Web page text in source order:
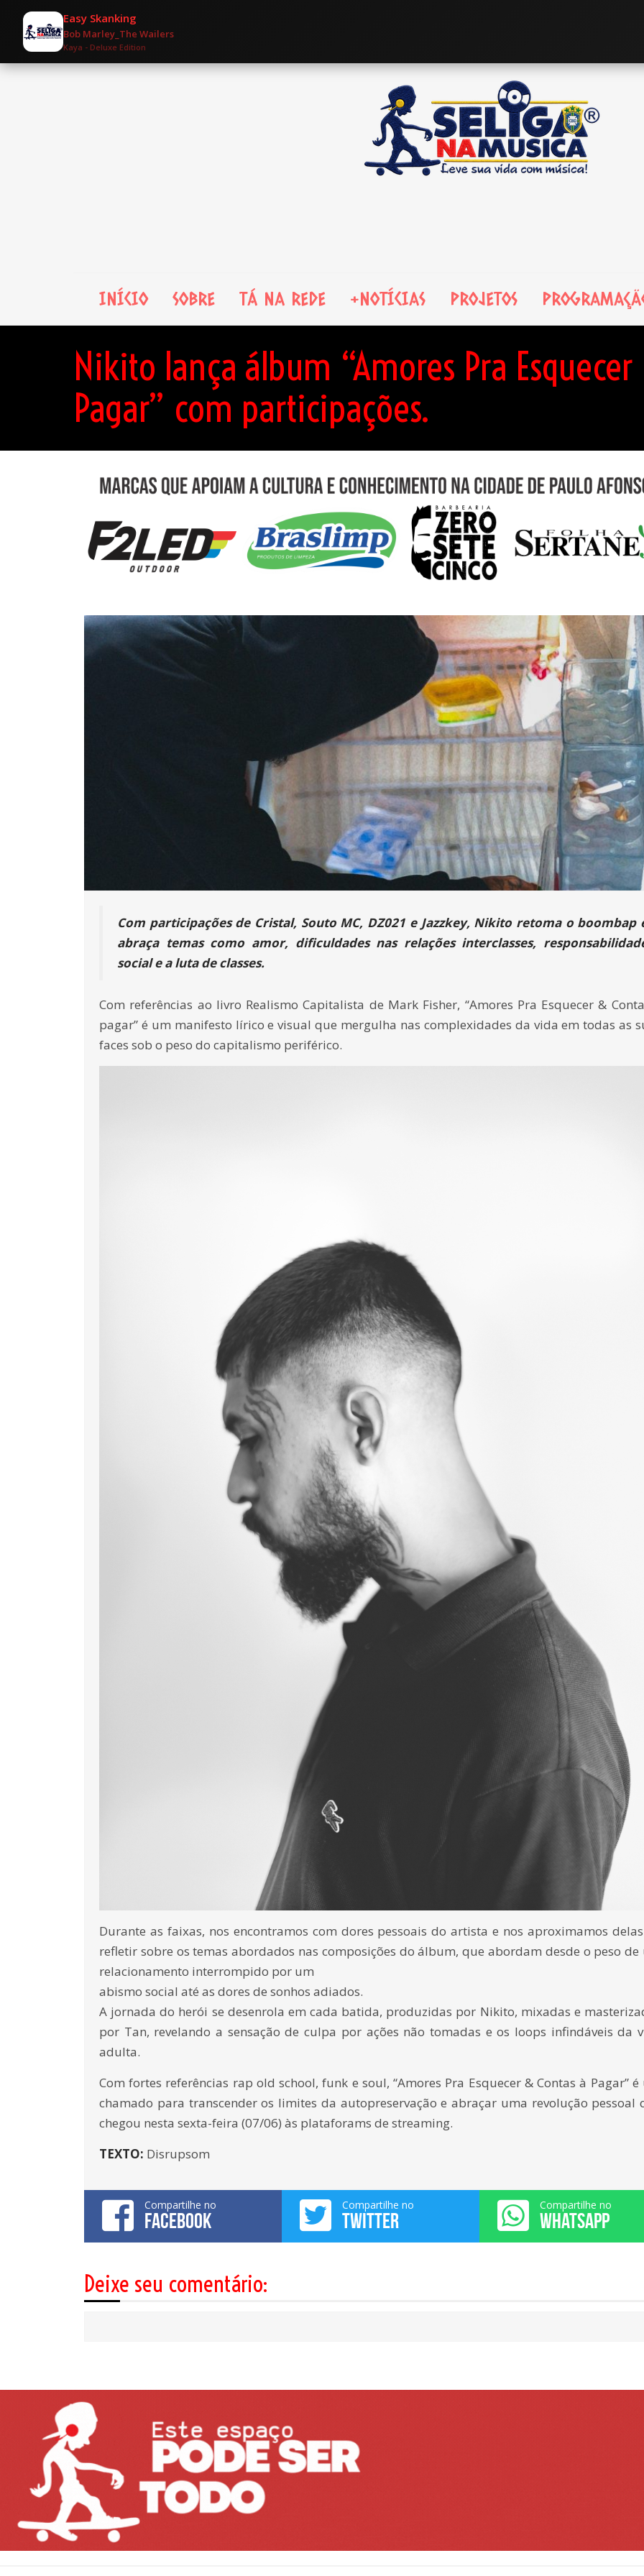
Easy Skanking
Bob Marley_The Wailers
Kaya - Deluxe Edition
INÍCIO SOBRE TÁ NA REDE +NOTÍCIAS PROJETOS
Nikito lança álbum “Amores Pra
Pagar” com participações.
Com participações de Cristal, Souto MC, DZ021 e Jazzkey, Nikito retoma o boombap
abraça temas como amor, dificuldades nas relações interclasses,
social e a luta de classes.
Com referências ao livro Realismo Capitalista de Mark Fisher, “Amores Pra Esquecer &
pagar” é um manifesto lírico e visual que mergulha nas complexidades da vida em todas as
faces sob o peso do capitalismo periférico.
Durante as faixas, nos encontramos com dores pessoais do artista e nos aproximamos
refletir sobre os temas abordados nas composições do álbum, que abordam desde o peso de
relacionamento interrompido por um
abismo social até as dores de sonhos adiados.
A jornada do herói se desenrola em cada batida, produzidas por Nikito, mixadas e
por Tan, revelando a sensação de culpa por ações não tomadas e os loops infindáveis da
adulta.
Com fortes referências rap old school, funk e soul, “Amores Pra Esquecer & Contas à Pagar” é
chamado para transcender os limites da autopreservação e abraçar uma revolução pessoal
chegou nesta sexta-feira (07/06) às plataforams de streaming.
TEXTO: Disrupsom
Compartilhe no
FACEBOOK
Compartilhe no
TWITTER
Compartilhe no
WHATSAPP
Deixe seu comentário: